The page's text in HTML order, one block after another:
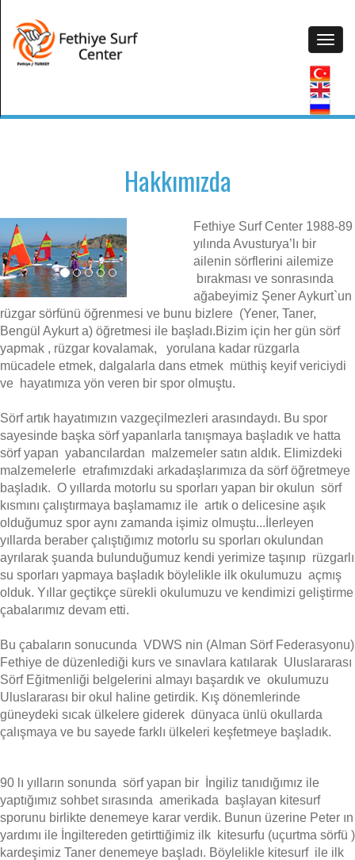
Hakkımızda
Fethiye Surf Center 1988-89
yılında Avusturya’lı bir
ailenin sörflerini ailemize
bırakması ve sonrasında
ağabeyimiz Şener Aykurt`un
rüzgar sörfünü öğrenmesi ve bunu bizlere (Yener, Taner,
Bengül Aykurt a) öğretmesi ile başladı.Bizim için her gün sörf
yapmak , rüzgar kovalamak, yorulana kadar rüzgarla
mücadele etmek, dalgalarla dans etmek müthiş keyif vericiydi
ve hayatımıza yön veren bir spor olmuştu.
Sörf artık hayatımızın vazgeçilmezleri arasındaydı. Bu spor
sayesinde başka sörf yapanlarla tanışmaya başladık ve hatta
sörf yapan yabancılardan malzemeler satın aldık. Elimizdeki
malzemelerle etrafımızdaki arkadaşlarımıza da sörf öğretmeye
başladık. O yıllarda motorlu su sporları yapan bir okulun sörf
kısmını çalıştırmaya başlamamız ile artık o delicesine aşık
olduğumuz spor aynı zamanda işimiz olmuştu...İlerleyen
yıllarda beraber çalıştığımız motorlu su sporları okulundan
ayrılarak şuanda bulunduğumuz kendi yerimize taşınıp rüzgarlı
su sporları yapmaya başladık böylelikle ilk okulumuzu açmış
olduk. Yıllar geçtikçe sürekli okulumuzu ve kendimizi geliştirme
çabalarımız devam etti.
Bu çabaların sonucunda VDWS nin (Alman Sörf Federasyonu)
Fethiye de düzenlediği kurs ve sınavlara katılarak Uluslararası
Sörf Eğitmenliği belgelerini almayı başardık ve okulumuzu
Uluslararası bir okul haline getirdik. Kış dönemlerinde
güneydeki sıcak ülkelere giderek dünyaca ünlü okullarda
çalışmaya ve bu sayede farklı ülkeleri keşfetmeye başladık.
90 lı yılların sonunda sörf yapan bir İngiliz tanıdığımız ile
yaptığımız sohbet sırasında amerikada başlayan kitesurf
sporunu birlikte denemeye karar verdik. Bunun üzerine Peter ın
yardımı ile İngiltereden getirttiğimiz ilk kitesurfu (uçurtma sörfü )
kardeşimiz Taner denemeye başladı. Böylelikle kitesurf ile ilk